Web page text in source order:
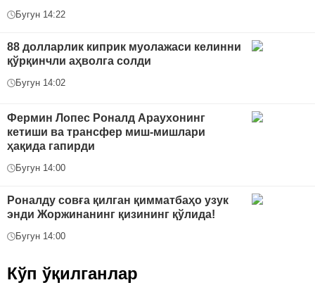
Бугун 14:22
88 долларлик киприк муолажаси келинни
қўрқинчли аҳволга солди
Бугун 14:02
Фермин Лопес Роналд Араухонинг
кетиши ва трансфер миш-мишлари
ҳақида гапирди
Бугун 14:00
Роналду совға қилган қимматбаҳо узук
энди Жоржинанинг қизининг қўлида!
Бугун 14:00
Кўп ўқилганлар